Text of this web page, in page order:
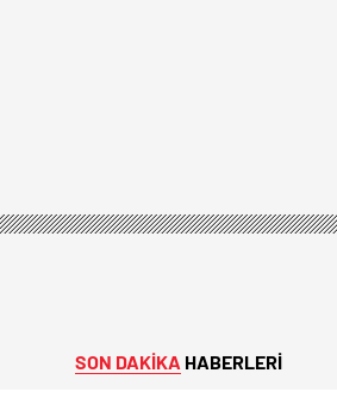
SON DAKİKA HABERLERİ